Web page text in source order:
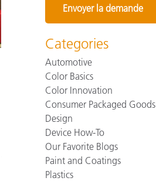
Categories
Automotive
Color Basics
Color Innovation
Consumer Packaged Goods
Design
Device How-To
Our Favorite Blogs
Paint and Coatings
Plastics